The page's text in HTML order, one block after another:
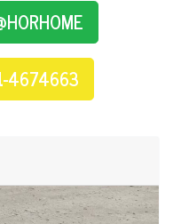
4674663